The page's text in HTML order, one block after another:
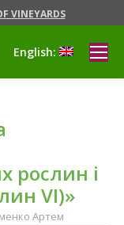
VINEYARDS
English:
рослин і
VI)»
Артем